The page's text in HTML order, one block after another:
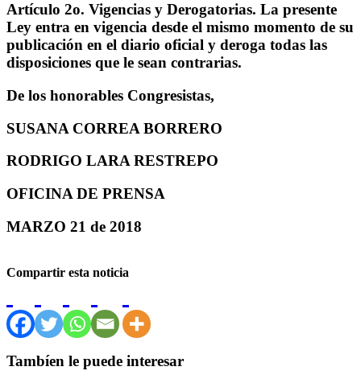
Artículo 2o. Vigencias y Derogatorias. La presente
Ley entra en vigencia desde el mismo momento de su
publicación en el diario oficial y deroga todas las
disposiciones que le sean contrarias.
De los honorables Congresistas,
SUSANA CORREA BORRERO
RODRIGO LARA RESTREPO
OFICINA DE PRENSA
MARZO 21 de 2018
Compartir esta noticia
Tambíen le puede interesar